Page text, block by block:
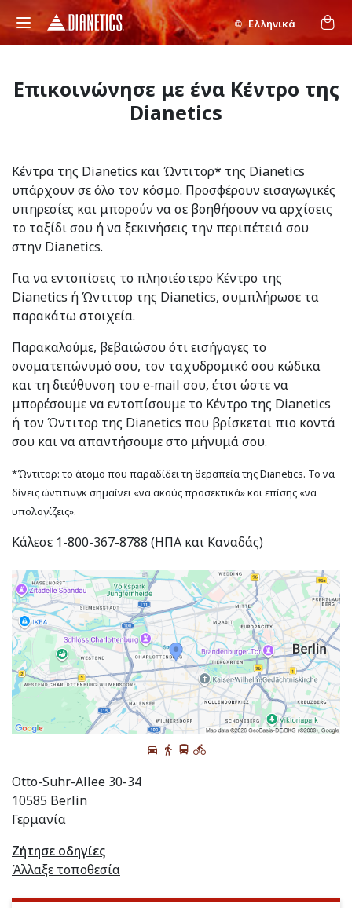
Ελληνικά
Επικοινώνησε με ένα Κέντρο της
Dianetics
Κέντρα της Dianetics και Ώντιτορ* της Dianetics
υπάρχουν σε όλο τον κόσμο. Προσφέρουν εισαγωγικές
υπηρεσίες και μπορούν να σε βοηθήσουν να αρχίσεις
το ταξίδι σου ή να ξεκινήσεις την περιπέτειά σου
στην Dianetics.
Για να εντοπίσεις το πλησιέστερο Κέντρο της
Dianetics ή Ώντιτορ της Dianetics, συμπλήρωσε τα
παρακάτω στοιχεία.
Παρακαλούμε, βεβαιώσου ότι εισήγαγες το
ονοματεπώνυμό σου, τον ταχυδρομικό σου κώδικα
και τη διεύθυνση του e‑mail σου, έτσι ώστε να
μπορέσουμε να εντοπίσουμε το Κέντρο της Dianetics
ή τον Ώντιτορ της Dianetics που βρίσκεται πιο κοντά
σου και να απαντήσουμε στο μήνυμά σου.
*Ώντιτορ: το άτομο που παραδίδει τη θεραπεία της Dianetics. Το να
δίνεις ώντιτινγκ σημαίνει «να ακούς προσεκτικά» και επίσης «να
υπολογίζεις».
Κάλεσε 1-800-367-8788 (ΗΠΑ και Καναδάς)
Otto-Suhr-Allee 30-34
10585 Berlin
Γερμανία
Ζήτησε οδηγίες
Άλλαξε τοποθεσία